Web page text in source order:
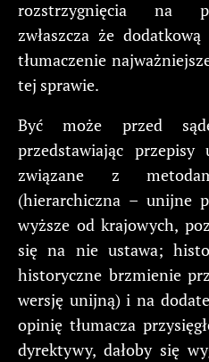
rozstrzygnięcia na
zwłaszcza że
tłumaczenie
tej sprawie.
Być może przed
przedstawiając
związane z
(hierarchiczna – unijne
wyższe od krajowych,
się na nie ustawa;
historyczne brzmienie
wersję unijną) i na
opinię tłumacza
dyrektywy, dałoby się